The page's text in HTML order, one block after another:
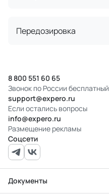
Передозировка
8 800 551 60 65
Звонок по России бесплатный
support@expero.ru
Если остались вопросы
info@expero.ru
Размещение рекламы
Соцсети
Документы